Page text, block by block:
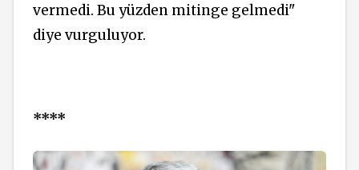
vermedi. Bu yüzden mitinge gelmedi"
diye vurguluyor.
****